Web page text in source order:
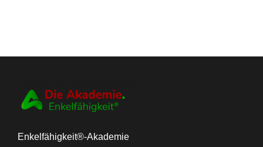
Enkelfähigkeit®-Akademie